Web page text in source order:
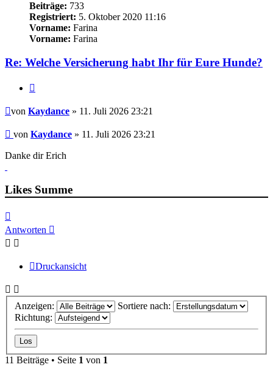
Beiträge: 733
Registriert: 5. Oktober 2020 11:16
Vorname: Farina
Vorname: Farina
Re: Welche Versicherung habt Ihr für Eure Hunde?
Beitrag
von Kaydance » 11. Juli 2026 23:21
Beitrag
von Kaydance » 11. Juli 2026 23:21
Danke dir Erich
Likes Summe
oben
Antworten
Druckansicht
Anzeigen:
Sortiere nach:
Richtung:
11 Beiträge • Seite 1 von 1